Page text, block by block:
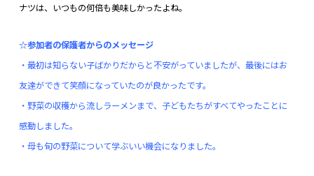
ナツは、いつもの何倍も美味しかったよね。
☆参加者の保護者からのメッセージ
・最初は知らない子ばかりだからと不安がっていましたが、最後にはお
友達ができて笑顔になっていたのが良かったです。
・野菜の収穫から流しラーメンまで、子どもたちがすべてやったことに
感動しました。
・母も旬の野菜について学ぶいい機会になりました。